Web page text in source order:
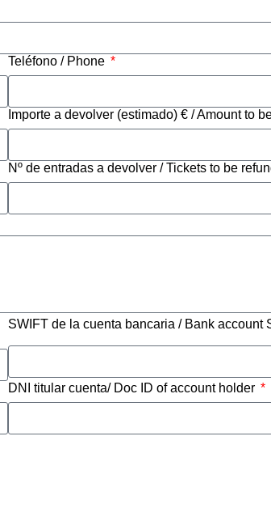
Teléfono / Phone
Importe a devolver (estimado) € / Amount to
Nº de entradas a devolver / Tickets to be
SWIFT de la cuenta bancaria / Bank account
DNI titular cuenta/ Doc ID of account holder